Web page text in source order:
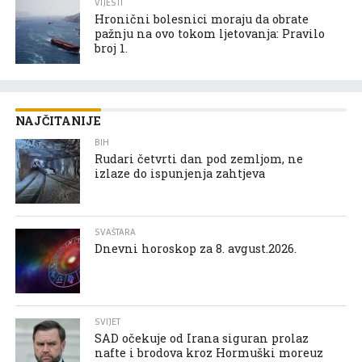
VIJESTI
Hronični bolesnici moraju da obrate
pažnju na ovo tokom ljetovanja: Pravilo
broj 1.
NAJČITANIJE
BIH
Rudari četvrti dan pod zemljom, ne
izlaze do ispunjenja zahtjeva
SVAŠTARA
Dnevni horoskop za 8. avgust.2026.
SVIJET
SAD očekuje od Irana siguran prolaz
nafte i brodova kroz Hormuški moreuz